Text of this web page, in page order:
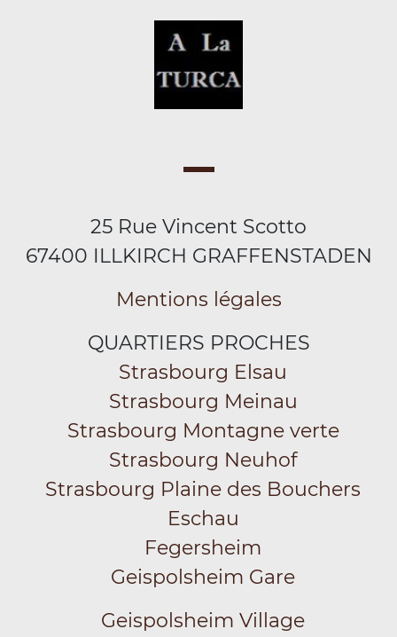
25 Rue Vincent Scotto
67400 ILLKIRCH GRAFFENSTADEN
Mentions légales
QUARTIERS PROCHES
Strasbourg Elsau
Strasbourg Meinau
Strasbourg Montagne verte
Strasbourg Neuhof
Strasbourg Plaine des Bouchers
Eschau
Fegersheim
Geispolsheim Gare
Geispolsheim Village